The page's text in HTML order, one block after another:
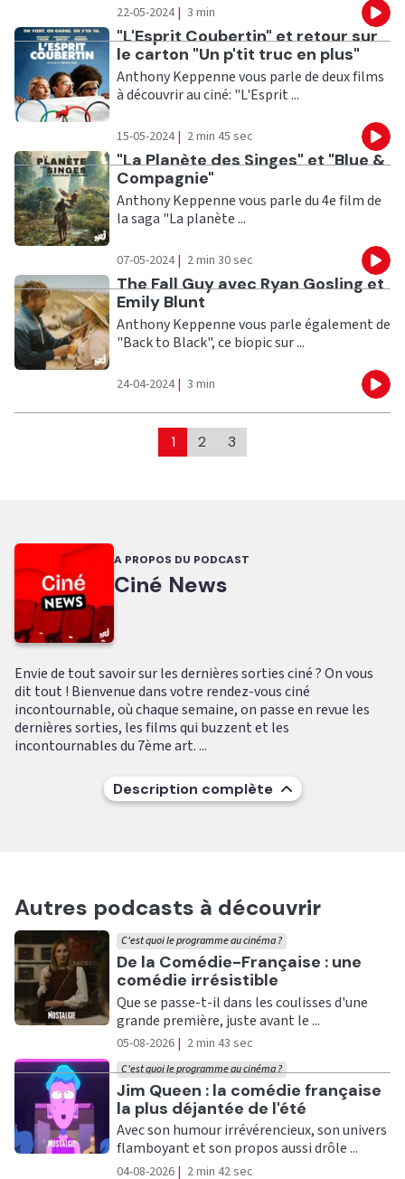
22-05-2024 | 3 min
Ecouter
"L'Esprit Coubertin" et retour sur
le carton "Un p'tit truc en plus"
Anthony Keppenne vous parle de deux films
à découvrir au ciné: "L'Esprit ...
15-05-2024 | 2 min 45 sec
Ecouter
"La Planète des Singes" et "Blue &
Compagnie"
Anthony Keppenne vous parle du 4e film de
la saga "La planète ...
07-05-2024 | 2 min 30 sec
Ecouter
The Fall Guy avec Ryan Gosling et
Emily Blunt
Anthony Keppenne vous parle également de
"Back to Black", ce biopic sur ...
24-04-2024 | 3 min
1 2 3
A PROPOS DU PODCAST
Ciné News
Envie de tout savoir sur les dernières sorties ciné ? On vous
dit tout ! Bienvenue dans votre rendez-vous ciné
incontournable, où chaque semaine, on passe en revue les
dernières sorties, les films qui buzzent et les
incontournables du 7ème art. ...
Description complète
Autres podcasts à découvrir
Ecouter
De la Comédie-Française : une
comédie irrésistible
C'est quoi le programme au cinéma ?
Que se passe-t-il dans les coulisses d'une
grande première, juste avant le ...
05-08-2026 | 2 min 43 sec
Ecouter
Jim Queen : la comédie française
la plus déjantée de l'été
C'est quoi le programme au cinéma ?
Avec son humour irrévérencieux, son univers
flamboyant et son propos aussi drôle ...
04-08-2026 | 2 min 42 sec